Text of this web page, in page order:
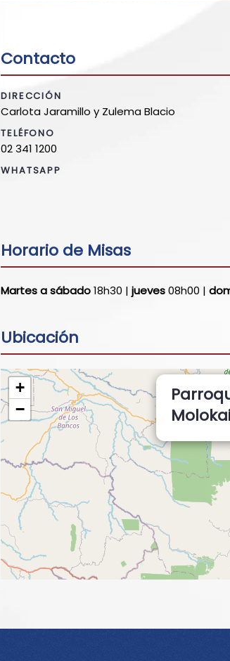
Contacto
DIRECCIÓN
Carlota Jaramillo y Zulema Blacio
TELÉFONO
02 341 1200
WHATSAPP
Horario de Misas
Martes a sábado18h30 | jueves08h00 |
Ubicación
+
−